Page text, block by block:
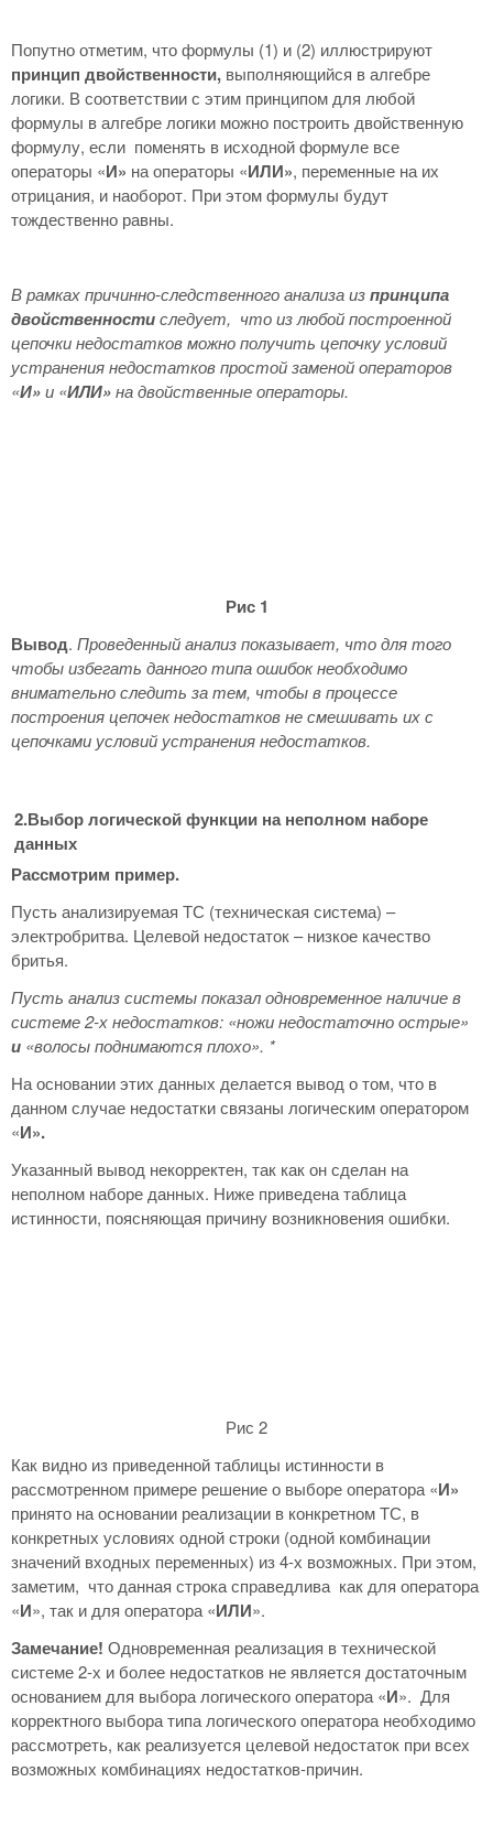
Попутно отметим, что формулы (1) и (2) иллюстрируют
принцип двойственности, выполняющийся в алгебре
логики. В соответствии с этим принципом для любой
формулы в алгебре логики можно построить двойственную
формулу, если поменять в исходной формуле все
операторы «И» на операторы «ИЛИ», переменные на их
отрицания, и наоборот. При этом формулы будут
тождественно равны.
В рамках причинно-следственного анализа изпринципа
двойственностиследует, что из любой построенной
цепочки недостатков можно получить цепочку условий
устранения недостатков простой заменой операторов
«И»и «ИЛИ»на двойственные операторы.
Рис 1
Вывод. Проведенный анализ показывает, что для того
чтобы избегать данного типа ошибок необходимо
внимательно следить за тем, чтобы в процессе
построения цепочек недостатков не смешивать их с
цепочками условий устранения недостатков.
2.Выбор логической функции на неполном наборе
данных
Рассмотрим пример.
Пусть анализируемая ТС (техническая система) –
электробритва. Целевой недостаток – низкое качество
бритья.
Пусть анализ системы показал одновременное наличие в
системе 2-х недостатков: «ножи недостаточно острые»
и «волосы поднимаются плохо». *
На основании этих данных делается вывод о том, что в
данном случае недостатки связаны логическим оператором
«И».
Указанный вывод некорректен, так как он сделан на
неполном наборе данных. Ниже приведена таблица
истинности, поясняющая причину возникновения ошибки.
Рис 2
Как видно из приведенной таблицы истинности в
рассмотренном примере решение о выборе оператора «И»
принято на основании реализации в конкретном ТС, в
конкретных условиях одной строки (одной комбинации
значений входных переменных) из 4-х возможных. При этом,
заметим, что данная строка справедлива как для оператора
«И», так и для оператора «ИЛИ».
Замечание! Одновременная реализация в технической
системе 2-х и более недостатков не является достаточным
основанием для выбора логического оператора «И». Для
корректного выбора типа логического оператора необходимо
рассмотреть, как реализуется целевой недостаток при всех
возможных комбинациях недостатков-причин.